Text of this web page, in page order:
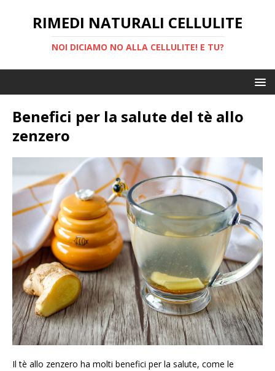
RIMEDI NATURALI CELLULITE
NOI DICIAMO NO ALLA CELLULITE! E TU?
Benefici per la salute del tè allo
zenzero
Il tè allo zenzero ha molti benefici per la salute, come le